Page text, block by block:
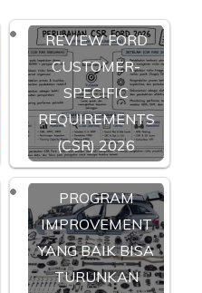
REVIEW FORD
CUSTOMER-
SPECIFIC
REQUIREMENTS
(CSR) 2026
PROGRAM
IMPROVEMENT
YANG BAIK BISA
TURUNKAN